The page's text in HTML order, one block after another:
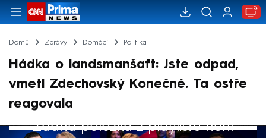
Domů Zprávy Domácí Politika
Hádka o landsmanšaft: Jste odpad,
vmetl Zdechovský Konečné. Ta ostře
reagovala
Žádná položka z playlistu není